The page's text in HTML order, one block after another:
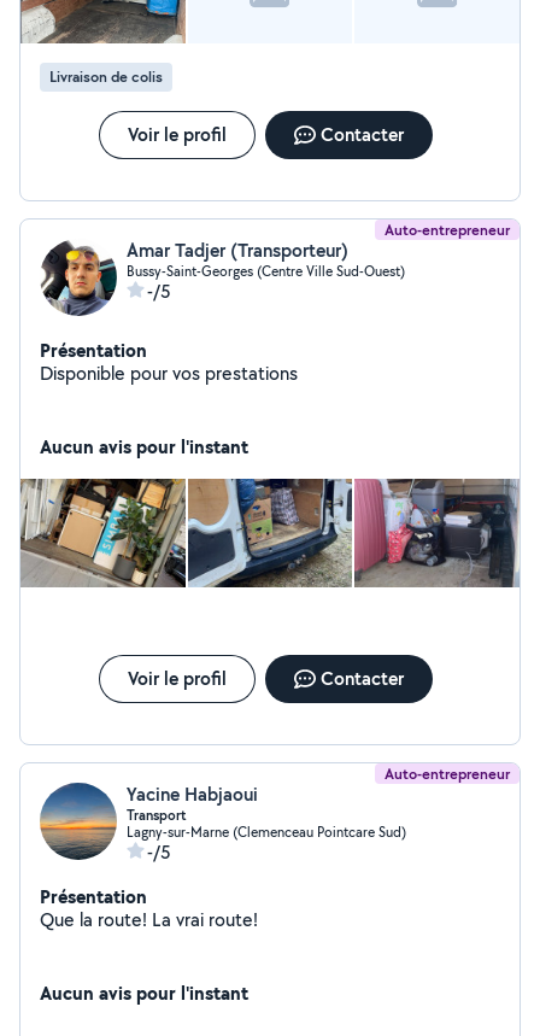
Livraison de colis
Voir le profil Contacter
Auto-entrepreneur
Amar Tadjer (Transporteur)
Bussy-Saint-Georges (Centre Ville Sud-Ouest)
-/5
Présentation
Disponible pour vos prestations
Aucun avis pour l'instant
Voir le profil Contacter
Auto-entrepreneur
Yacine Habjaoui
Transport
Lagny-sur-Marne (Clemenceau Pointcare Sud)
-/5
Présentation
Que la route! La vrai route!
Aucun avis pour l'instant